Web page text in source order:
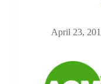
April 23,